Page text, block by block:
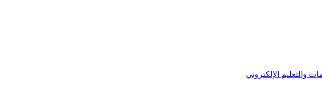
والتعليم الإلكتروني